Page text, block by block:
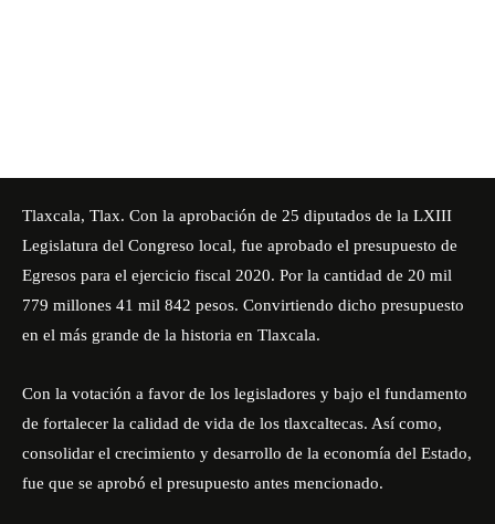
Tlaxcala, Tlax. Con la aprobación de 25 diputados de la LXIII
Legislatura del Congreso local, fue aprobado el presupuesto de
Egresos para el ejercicio fiscal 2020. Por la cantidad de 20 mil
779 millones 41 mil 842 pesos. Convirtiendo dicho presupuesto
en el más grande de la historia en Tlaxcala.
Con la votación a favor de los legisladores y bajo el fundamento
de fortalecer la calidad de vida de los tlaxcaltecas. Así como,
consolidar el crecimiento y desarrollo de la economía del Estado,
fue que se aprobó el presupuesto antes mencionado.